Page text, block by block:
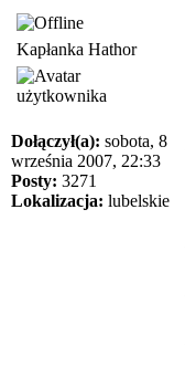
Kapłanka Hathor
Dołączył(a): sobota, 8
września 2007, 22:33
Posty: 3271
Lokalizacja: lubelskie